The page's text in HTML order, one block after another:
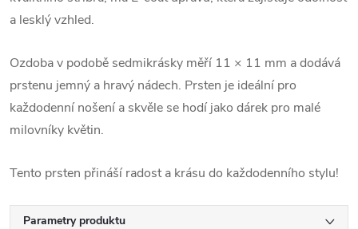
a lesklý vzhled.
Ozdoba v podobě sedmikrásky měří 11 × 11 mm a dodává
prstenu jemný a hravý nádech. Prsten je ideální pro
každodenní nošení a skvěle se hodí jako dárek pro malé
milovníky květin.
Tento prsten přináší radost a krásu do každodenního stylu!
Parametry produktu